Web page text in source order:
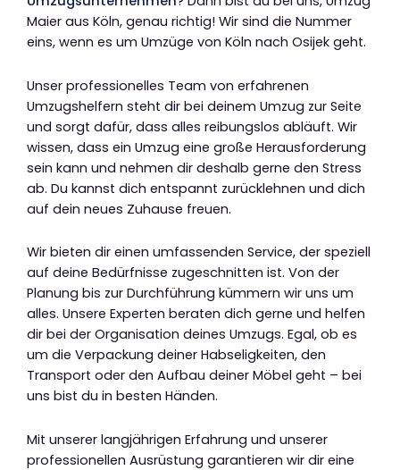
Maier aus Köln, genau richtig! Wir sind die Nummer
eins, wenn es um Umzüge von Köln nach Osijek geht.
Unser professionelles Team von erfahrenen
Umzugshelfern steht dir bei deinem Umzug zur Seite
und sorgt dafür, dass alles reibungslos abläuft. Wir
wissen, dass ein Umzug eine große Herausforderung
sein kann und nehmen dir deshalb gerne den Stress
ab. Du kannst dich entspannt zurücklehnen und dich
auf dein neues Zuhause freuen.
Wir bieten dir einen umfassenden Service, der speziell
auf deine Bedürfnisse zugeschnitten ist. Von der
Planung bis zur Durchführung kümmern wir uns um
alles. Unsere Experten beraten dich gerne und helfen
dir bei der Organisation deines Umzugs. Egal, ob es
um die Verpackung deiner Habseligkeiten, den
Transport oder den Aufbau deiner Möbel geht – bei
uns bist du in besten Händen.
Mit unserer langjährigen Erfahrung und unserer
professionellen Ausrüstung garantieren wir dir eine